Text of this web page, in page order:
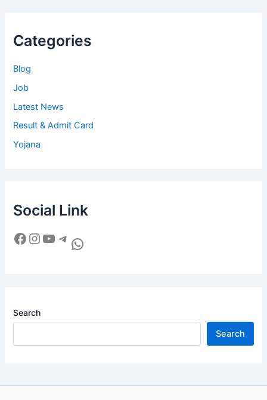
Categories
Blog
Job
Latest News
Result & Admit Card
Yojana
Social Link
Search
Search